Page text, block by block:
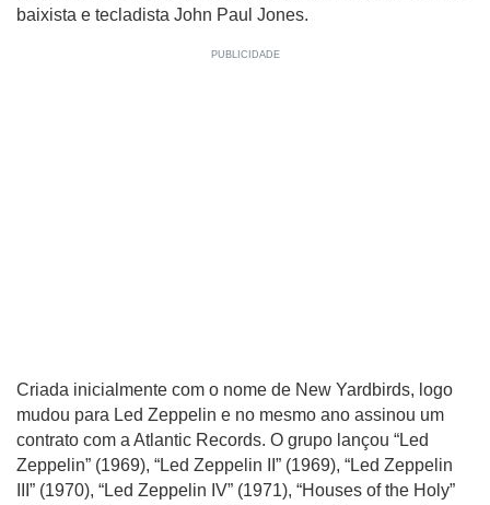
baixista e tecladista John Paul Jones.
Criada inicialmente com o nome de New Yardbirds, logo
mudou para Led Zeppelin e no mesmo ano assinou um
contrato com a Atlantic Records. O grupo lançou “Led
Zeppelin” (1969), “Led Zeppelin II” (1969), “Led Zeppelin
III” (1970), “Led Zeppelin IV” (1971), “Houses of the Holy”